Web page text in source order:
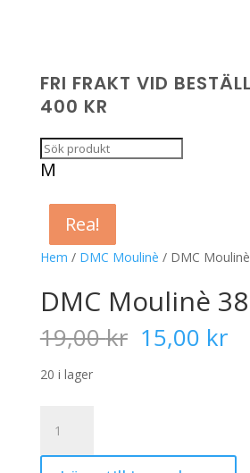
FRI FRAKT VID
400 KR
M
Hem / DMC Moulinè / DMC
Rea!
DMC Moulinè
19,00kr Det
15,00 krDet
20 i lager
Moulinè
3858
Rea!
Rea!
Rea!